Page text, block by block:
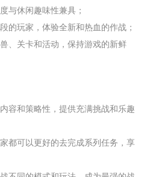
与休闲趣味性兼具；
的玩家，体验全新和热血的作战；
、关卡和活动，保持游戏的新鲜
容和策略性，提供充满挑战和乐趣
都可以更好的去完成系列任务，享